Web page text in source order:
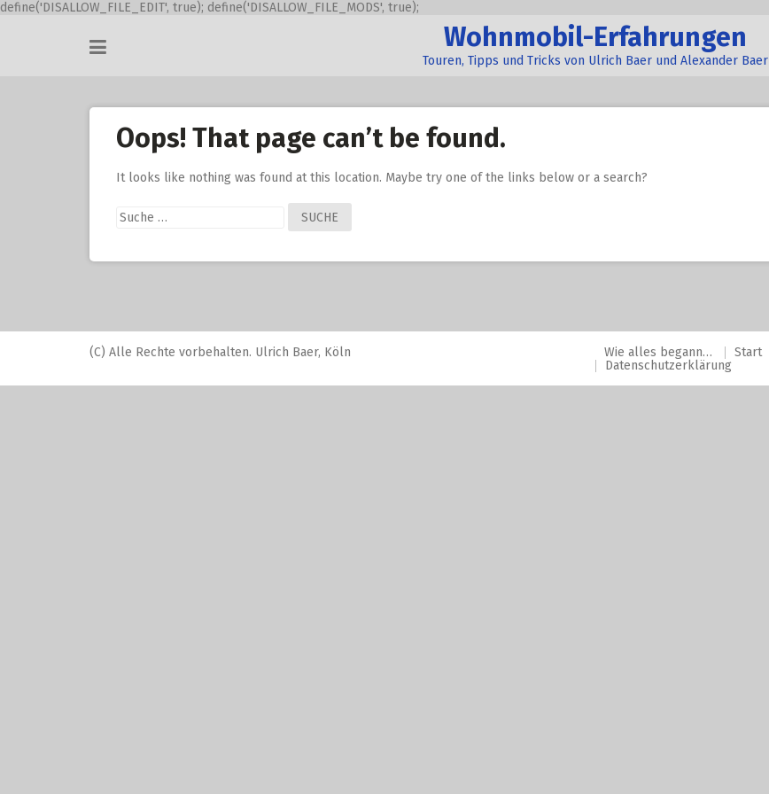
define('DISALLOW_FILE_EDIT', true); define('DISALLOW_FILE_MODS', true);
Wohnmobil-Erfahrungen
Touren, Tipps und Tricks von Ulrich Baer und Alexander Baer
Oops! That page can’t be found.
It looks like nothing was found at this location. Maybe try one of the links below or a search?
Suche
nach:
(C) Alle Rechte vorbehalten. Ulrich Baer, Köln Wie alles begann… Start
Datenschutzerklärung